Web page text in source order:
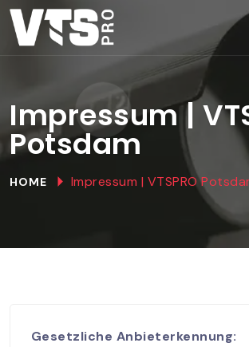
Impressum |
Potsdam
HOME Impressum | VTSPRO
Gesetzliche Anbieterkennung: